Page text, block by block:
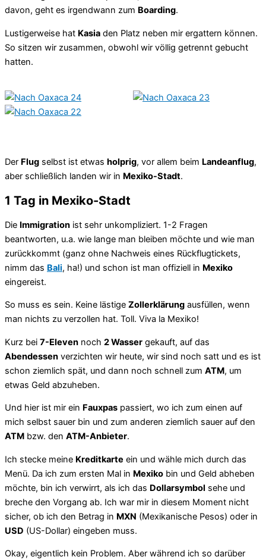
davon, geht es irgendwann zum Boarding.
Lustigerweise hat Kasia den Platz neben mir ergattern können.
So sitzen wir zusammen, obwohl wir völlig getrennt gebucht
hatten.
Der Flug selbst ist etwas holprig, vor allem beim Landeanflug,
aber schließlich landen wir in Mexiko-Stadt.
1 Tag in Mexiko-Stadt
Die Immigration ist sehr unkompliziert. 1-2 Fragen
beantworten, u.a. wie lange man bleiben möchte und wie man
zurückkommt (ganz ohne Nachweis eines Rückflugtickets,
nimm das Bali, ha!) und schon ist man offiziell in Mexiko
eingereist.
So muss es sein. Keine lästige Zollerklärung ausfüllen, wenn
man nichts zu verzollen hat. Toll. Viva la Mexiko!
Kurz bei 7-Eleven noch 2 Wasser gekauft, auf das
Abendessen verzichten wir heute, wir sind noch satt und es ist
schon ziemlich spät, und dann noch schnell zum ATM, um
etwas Geld abzuheben.
Und hier ist mir ein Fauxpas passiert, wo ich zum einen auf
mich selbst sauer bin und zum anderen ziemlich sauer auf den
ATM bzw. den ATM-Anbieter.
Ich stecke meine Kreditkarte ein und wähle mich durch das
Menü. Da ich zum ersten Mal in Mexiko bin und Geld abheben
möchte, bin ich verwirrt, als ich das Dollarsymbol sehe und
breche den Vorgang ab. Ich war mir in diesem Moment nicht
sicher, ob ich den Betrag in MXN (Mexikanische Pesos) oder in
USD (US-Dollar) eingeben muss.
Okay, eigentlich kein Problem. Aber während ich so darüber